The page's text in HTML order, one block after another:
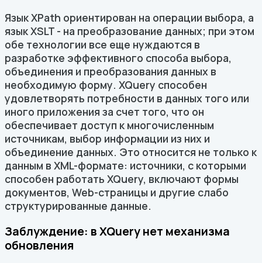
Язык XPath ориентирован на операции выбора, а
язык XSLT - на преобразование данных; при этом
обе технологии все еще нуждаются в
разработке эффективного способа выбора,
объединения и преобразования данных в
необходимую форму. XQuery способен
удовлетворять потребности в данных того или
иного приложения за счет того, что он
обеспечивает доступ к многочисленным
источникам, выбор информации из них и
объединение данных. Это относится не только к
данным в XML-формате: источники, с которыми
способен работать XQuery, включают формы
документов, Web-страницы и другие слабо
структурированные данные.
Заблуждение: в XQuery нет механизма
обновления